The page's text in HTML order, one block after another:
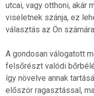
utcai, vagy otthoni, akár
viseletnek szánja, ez
választás az Ön
A gondosan válogatott
felsőrészt valódi
így növelve annak
először ragasztással,